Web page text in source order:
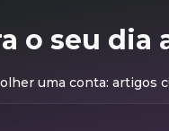
o seu dia
uma conta: artigos